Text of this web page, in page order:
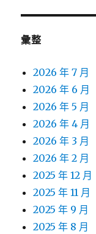
彙整
2026 年 7 月
2026 年 6 月
2026 年 5 月
2026 年 4 月
2026 年 3 月
2026 年 2 月
2025 年 12 月
2025 年 11 月
2025 年 9 月
2025 年 8 月